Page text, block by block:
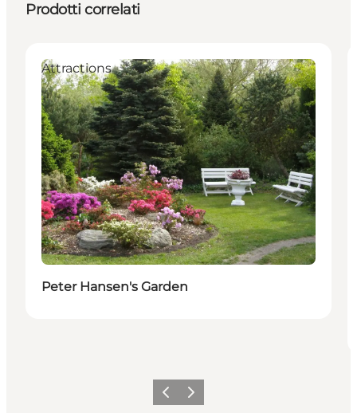
Prodotti correlati
Attractions
Peter Hansen's Garden
Precedente
Avanti